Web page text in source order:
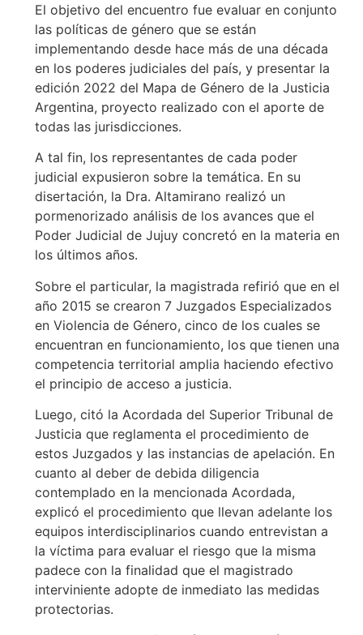
El objetivo del encuentro fue evaluar en conjunto
las políticas de género que se están
implementando desde hace más de una década
en los poderes judiciales del país, y presentar la
edición 2022 del Mapa de Género de la Justicia
Argentina, proyecto realizado con el aporte de
todas las jurisdicciones.
A tal fin, los representantes de cada poder
judicial expusieron sobre la temática. En su
disertación, la Dra. Altamirano realizó un
pormenorizado análisis de los avances que el
Poder Judicial de Jujuy concretó en la materia en
los últimos años.
Sobre el particular, la magistrada refirió que en el
año 2015 se crearon 7 Juzgados Especializados
en Violencia de Género, cinco de los cuales se
encuentran en funcionamiento, los que tienen una
competencia territorial amplia haciendo efectivo
el principio de acceso a justicia.
Luego, citó la Acordada del Superior Tribunal de
Justicia que reglamenta el procedimiento de
estos Juzgados y las instancias de apelación. En
cuanto al deber de debida diligencia
contemplado en la mencionada Acordada,
explicó el procedimiento que llevan adelante los
equipos interdisciplinarios cuando entrevistan a
la víctima para evaluar el riesgo que la misma
padece con la finalidad que el magistrado
interviniente adopte de inmediato las medidas
protectorias.